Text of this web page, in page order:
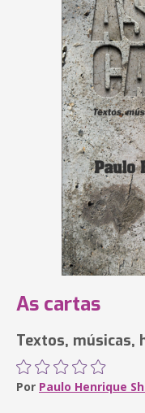
As cartas
Textos, músicas,
Por Paulo Henrique